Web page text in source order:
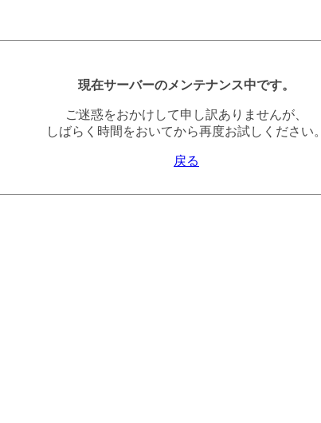
現在サーバーのメンテナンス中です。
ご迷惑をおかけして申し訳ありませんが、
しばらく時間をおいてから再度お試しください。
戻る